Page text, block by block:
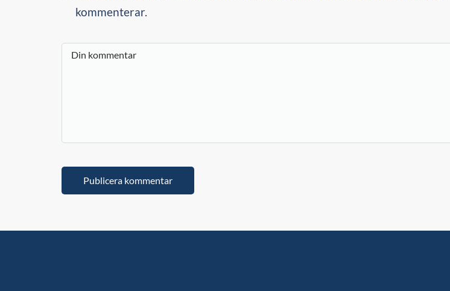
kommenterar.